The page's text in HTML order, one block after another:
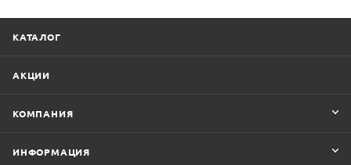
КАТАЛОГ
АКЦИИ
КОМПАНИЯ
ИНФОРМАЦИЯ